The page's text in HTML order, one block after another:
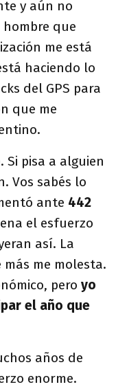
y aún no
que
me está
haciendo lo
del GPS para
que me
. Si pisa a alguien
Vos sabés lo
ante 442
el esfuerzo
así. La
me molesta.
pero yo
el año que
años de
enorme.